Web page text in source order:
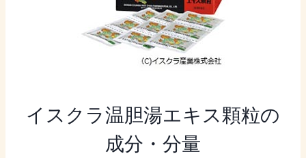
イスクラ温胆湯エキス顆粒の
成分・分量